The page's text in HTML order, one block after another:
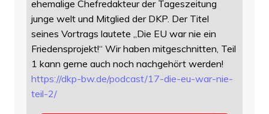
ehemalige Chefredakteur der Tageszeitung
junge welt und Mitglied der DKP. Der Titel
seines Vortrags lautete „Die EU war nie ein
Friedensprojekt!“ Wir haben mitgeschnitten, Teil
1 kann gerne auch noch nachgehört werden!
https://dkp-bw.de/podcast/17-die-eu-war-nie-
teil-2/